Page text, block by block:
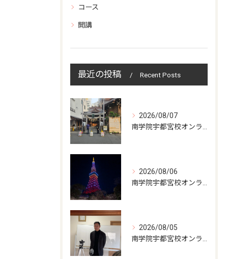
コース
開講
最近の投稿 Recent Posts
2026/08/07
2026/08/06
2026/08/05